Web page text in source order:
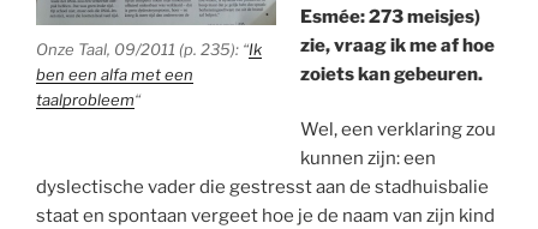
Onze Taal, 09/2011 (p. 235): “Ik
ben een alfa met een
taalprobleem“
Esmée: 273 meisjes)
zie, vraag ik me af hoe
zoiets kan gebeuren.
Wel, een verklaring zou
kunnen zijn: een
dyslectische vader die gestresst aan de stadhuisbalie
staat en spontaan vergeet hoe je de naam van zijn kind